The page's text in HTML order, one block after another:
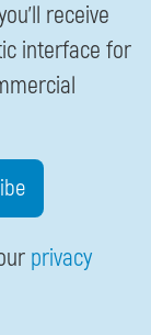
receive
interface for
privacy